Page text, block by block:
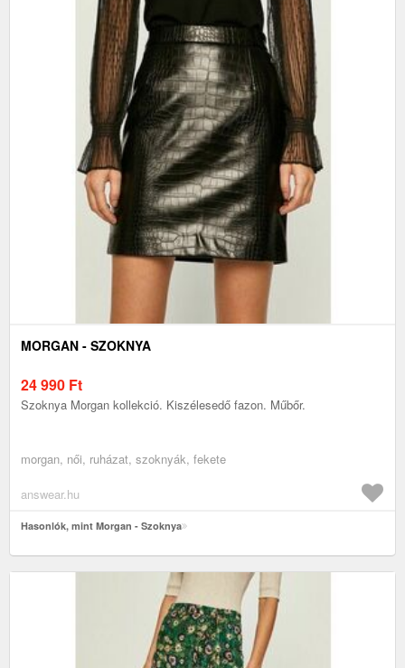
MORGAN - SZOKNYA
24 990 Ft
Szoknya Morgan kollekció. Kiszélesedő fazon. Műbőr.
morgan, női, ruházat, szoknyák, fekete
answear.hu
Hasonlók, mint Morgan - Szoknya